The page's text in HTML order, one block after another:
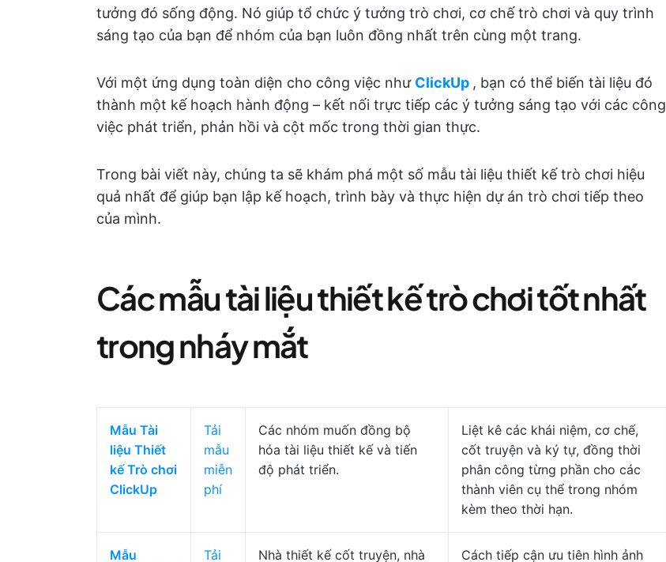
tưởng đó sống động. Nó giúp tổ chức ý tưởng trò chơi, cơ chế trò chơi và quy trình
sáng tạo của bạn để nhóm của bạn luôn đồng nhất trên cùng một trang.
Với một ứng dụng toàn diện cho công việc như ClickUp , bạn có thể biến tài liệu đó
thành một kế hoạch hành động – kết nối trực tiếp các ý tưởng sáng tạo với các công
việc phát triển, phản hồi và cột mốc trong thời gian thực.
Trong bài viết này, chúng ta sẽ khám phá một số mẫu tài liệu thiết kế trò chơi hiệu
quả nhất để giúp bạn lập kế hoạch, trình bày và thực hiện dự án trò chơi tiếp theo
của mình.
Các mẫu tài liệu thiết kế trò chơi tốt nhất
trong nháy mắt
Mẫu Tài
liệu Thiết
kế Trò chơi
ClickUp
Tải
mẫu
miễn
phí
Các nhóm muốn đồng bộ
hóa tài liệu thiết kế và tiến
độ phát triển.
Liệt kê các khái niệm, cơ chế,
cốt truyện và ký tự, đồng thời
phân công từng phần cho các
thành viên cụ thể trong nhóm
kèm theo thời hạn.
Mẫu
Tải
Nhà thiết kế cốt truyện, nhà
Cách tiếp cận ưu tiên hình ảnh